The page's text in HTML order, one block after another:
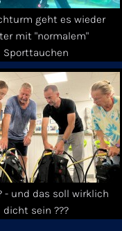
geht es wieder
mit "normalem"
Sporttauchen
- und das soll wirklich
dicht sein ???